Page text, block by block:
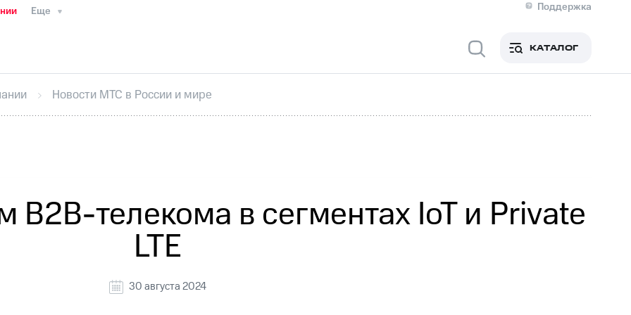
Еще
Поддержка
Медиа-центр
ИнтервьюФинансовая отчетностьКонтактыНовости в регионе
секретарьРаскрытие информации
кабинет акционераАкционерный капиталКонтроль и аудитРынок акций
КАТАЛОГ
Новости МТС в России и мире
телекома в сегментах IoT и Private
LTE
30 августа 2024